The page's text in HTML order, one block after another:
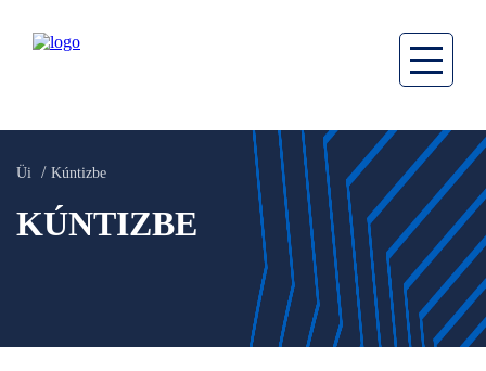
Üi Kúntizbe
KÚNTIZBE